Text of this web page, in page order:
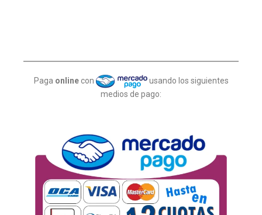
Paga online con
usando los siguientes
medios de pago: